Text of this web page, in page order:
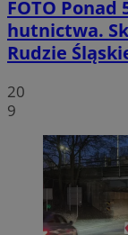
FOTO Ponad
hutnictwa.
Rudzie
20
9